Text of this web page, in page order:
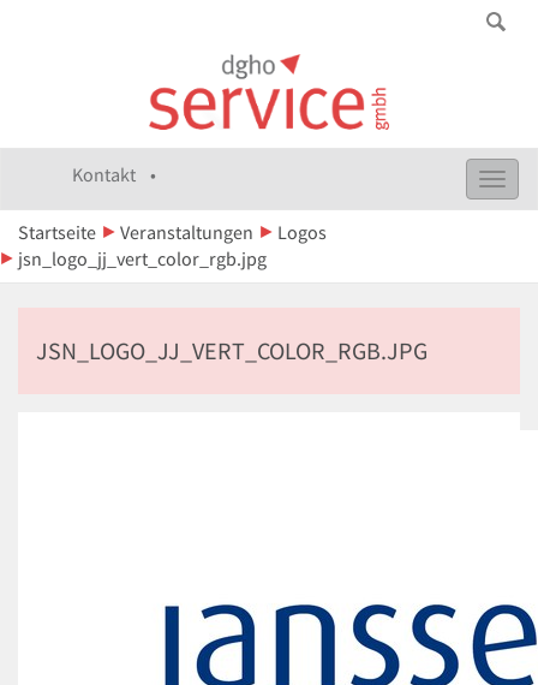
Kontakt •
Startseite
Veranstaltungen
Logos
jsn_logo_jj_vert_color_rgb.jpg
JSN_LOGO_JJ_VERT_COLOR_RGB.JPG